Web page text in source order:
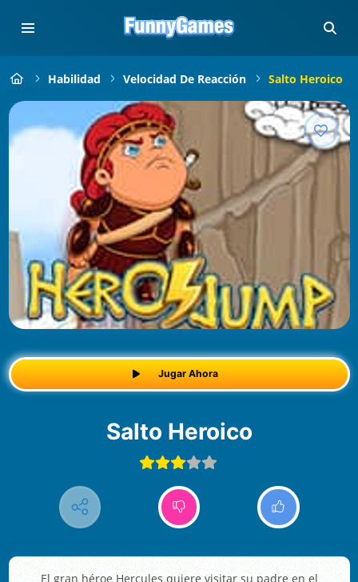
Habilidad Velocidad De Reacción Salto Heroico
Jugar Ahora
Salto Heroico
El gran héroe Hercules quiere visitar su padre en el